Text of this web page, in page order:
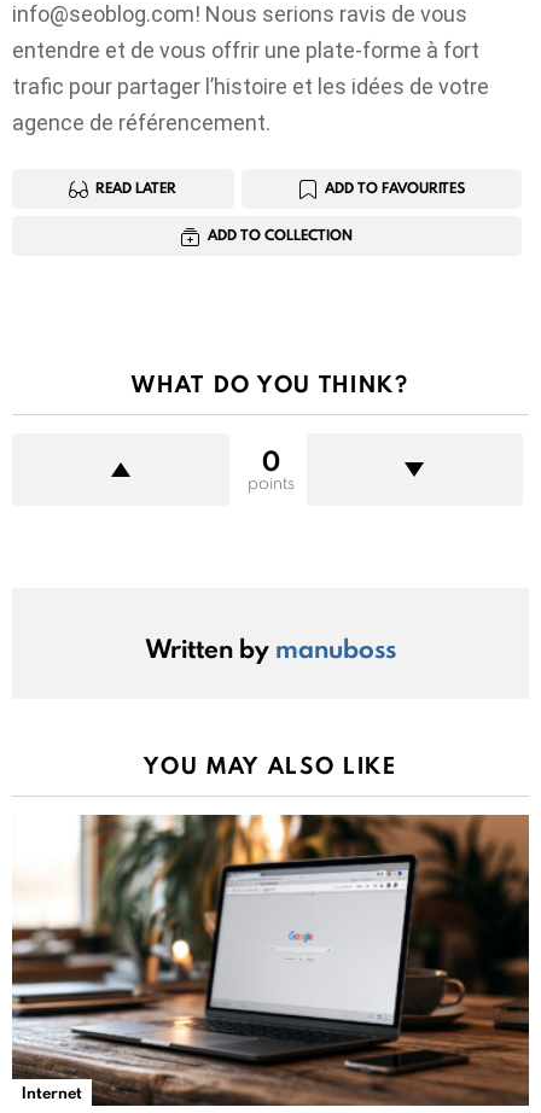
info@seoblog.com! Nous serions ravis de vous
entendre et de vous offrir une plate-forme à fort
trafic pour partager l’histoire et les idées de votre
agence de référencement.
READ LATER ADD TO FAVOURITES
ADD TO COLLECTION
WHAT DO YOU THINK?
0
points
Written by manuboss
YOU MAY ALSO LIKE
Internet